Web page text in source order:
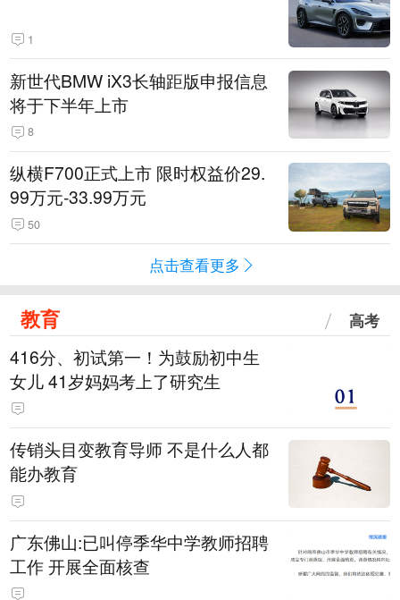
1
新世代BMW iX3长轴距版申报信息
将于下半年上市
8
纵横F700正式上市 限时权益价29.
99万元-33.99万元
50
点击查看更多
教育 高考
416分、初试第一！为鼓励初中生
女儿 41岁妈妈考上了研究生
传销头目变教育导师 不是什么人都
能办教育
广东佛山:已叫停季华中学教师招聘
工作 开展全面核查